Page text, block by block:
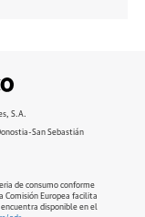
S.A.
San Sebastián
de consumo conforme
Comisión Europea facilita
disponible en el